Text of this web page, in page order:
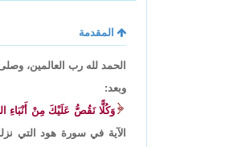
المقدمة
الحمد لله رب العالمين،
وبعد:
وَكُلًّا نَقُصُّ عَلَيْكَ مِنْ أَنْبَاءِ
الآية في سورة هود التي